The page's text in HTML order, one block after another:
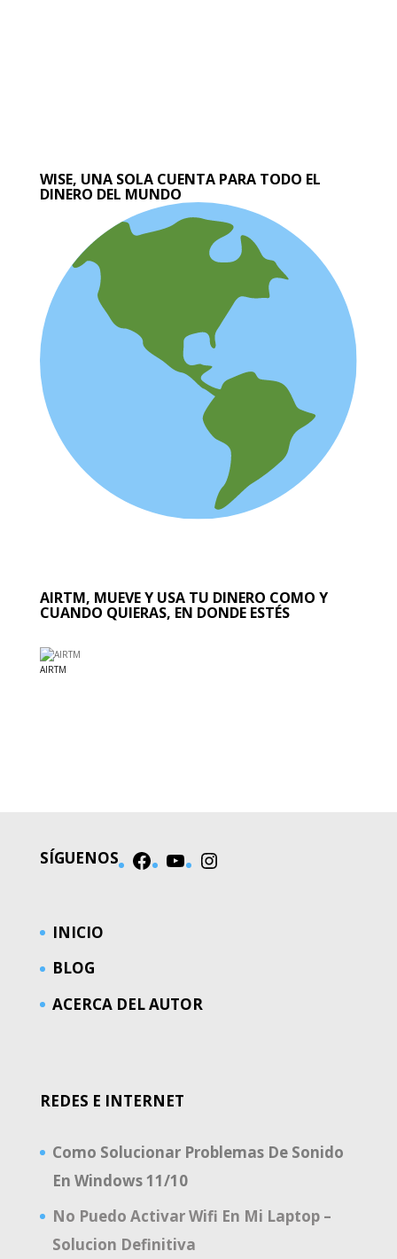
WISE, UNA SOLA CUENTA PARA TODO EL
DINERO DEL MUNDO
AIRTM, MUEVE Y USA TU DINERO COMO Y
CUANDO QUIERAS, EN DONDE ESTÉS
AIRTM
SÍGUENOS Facebook
YouTube
INICIO
BLOG
ACERCA DEL AUTOR
REDES E INTERNET
Como Solucionar Problemas De Sonido
En Windows 11/10
No Puedo Activar Wifi En Mi Laptop –
Solucion Definitiva